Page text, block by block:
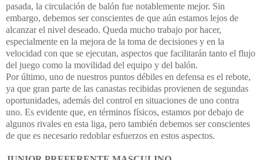
pasada, la circulación de balón fue notablemente mejor. Sin
embargo, debemos ser conscientes de que aún estamos lejos de
alcanzar el nivel deseado. Queda mucho trabajo por hacer,
especialmente en la mejora de la toma de decisiones y en la
velocidad con que se ejecutan, aspectos que facilitarán tanto el flujo
del juego como la movilidad del equipo y del balón.
Por último, uno de nuestros puntos débiles en defensa es el rebote,
ya que gran parte de las canastas recibidas provienen de segundas
oportunidades, además del control en situaciones de uno contra
uno. Es evidente que, en términos físicos, estamos por debajo de
algunos rivales en esta liga, pero también debemos ser conscientes
de que es necesario redoblar esfuerzos en estos aspectos.